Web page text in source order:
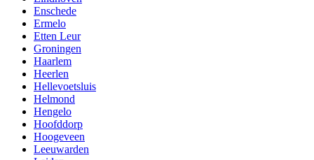
Enschede
Ermelo
Etten Leur
Groningen
Haarlem
Heerlen
Hellevoetsluis
Helmond
Hengelo
Hoofddorp
Hoogeveen
Leeuwarden